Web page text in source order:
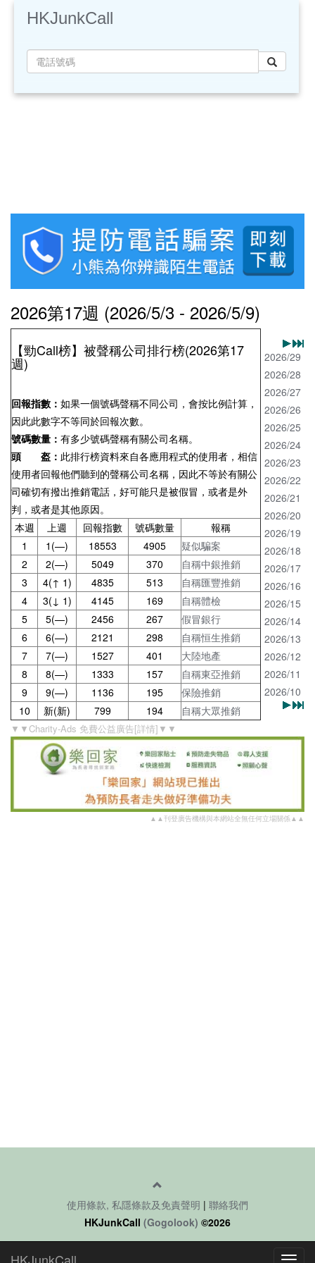
HKJunkCall
2026第17週 (2026/5/3 - 2026/5/9)
【勁Call榜】被聲稱公司排行榜(2026第17
週)
回報指數： 如果一個號碼聲稱不同公司，會按比例計算，
因此此數字不等同於回報次數。
號碼數量： 有多少號碼聲稱有關公司名稱。
頭 盔： 此排行榜資料來自各應用程式的使用者，相信
使用者回報他們聽到的聲稱公司名稱，因此不等於有關公
司確切有撥出推銷電話，好可能只是被假冒，或者是外
判，或者是其他原因。
本週
上週 回報指數 號碼數量
報稱
1
1(—) 18553 4905
疑似騙案
2
2(—) 5049 370
自稱中銀推銷
3
4(↑ 1) 4835 513
自稱匯豐推銷
4
3(↓ 1) 4145 169
自稱體檢
5
5(—) 2456 267
假冒銀行
6
6(—) 2121 298
自稱恒生推銷
7
7(—) 1527 401
大陸地產
8
8(—) 1333 157
自稱東亞推銷
9
9(—) 1136 195
保險推銷
10
新(新) 799 194 自稱大眾推銷
2026/29
2026/28
2026/27
2026/26
2026/25
2026/24
2026/23
2026/22
2026/21
2026/20
2026/19
2026/18
2026/17
2026/16
2026/15
2026/14
2026/13
2026/12
2026/11
2026/10
▼▼Charity-Ads 免費公益廣告[詳情]▼▼
▲▲刊登廣告機構與本網站全無任何立場關係▲▲
使用條款, 私隱條款及免責聲明 | 聯絡我們
HKJunkCall (Gogolook) ©2026